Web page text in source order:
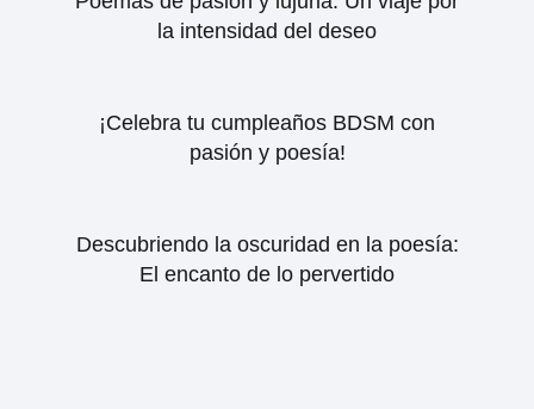
la intensidad del deseo
¡Celebra tu cumpleaños BDSM con
pasión y poesía!
Descubriendo la oscuridad en la poesía:
El encanto de lo pervertido